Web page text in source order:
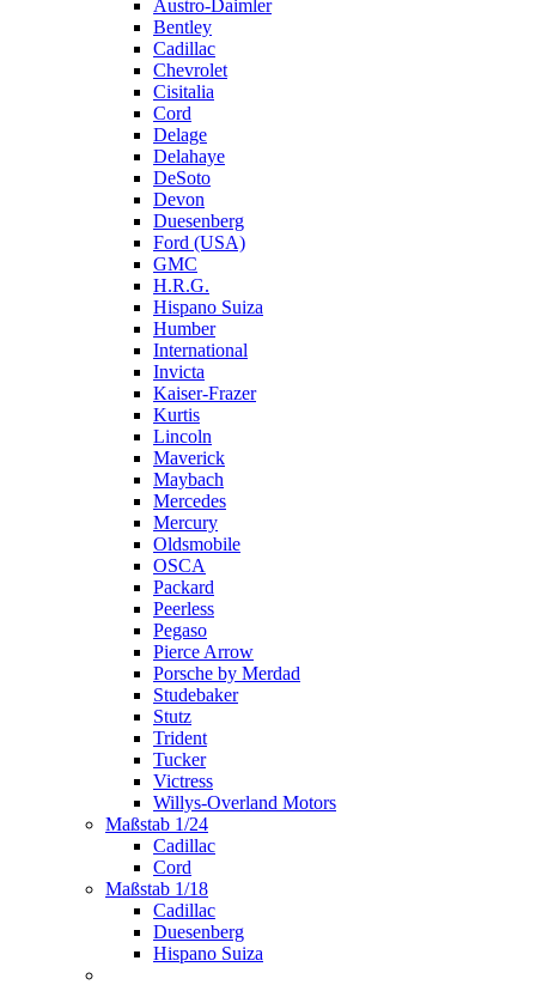
Austro-Daimler
Bentley
Cadillac
Chevrolet
Cisitalia
Cord
Delage
Delahaye
DeSoto
Devon
Duesenberg
Ford (USA)
GMC
H.R.G.
Hispano Suiza
Humber
International
Invicta
Kaiser-Frazer
Kurtis
Lincoln
Maverick
Maybach
Mercedes
Mercury
Oldsmobile
OSCA
Packard
Peerless
Pegaso
Pierce Arrow
Porsche by Merdad
Studebaker
Stutz
Trident
Tucker
Victress
Willys-Overland Motors
Maßstab 1/24
Cadillac
Cord
Maßstab 1/18
Cadillac
Duesenberg
Hispano Suiza